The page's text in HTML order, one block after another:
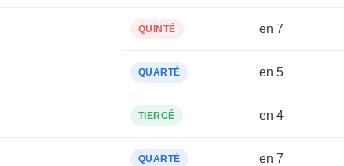
QUINTÉ en 7
QUARTÉ en 5
TIERCÉ en 4
QUARTÉ en 7